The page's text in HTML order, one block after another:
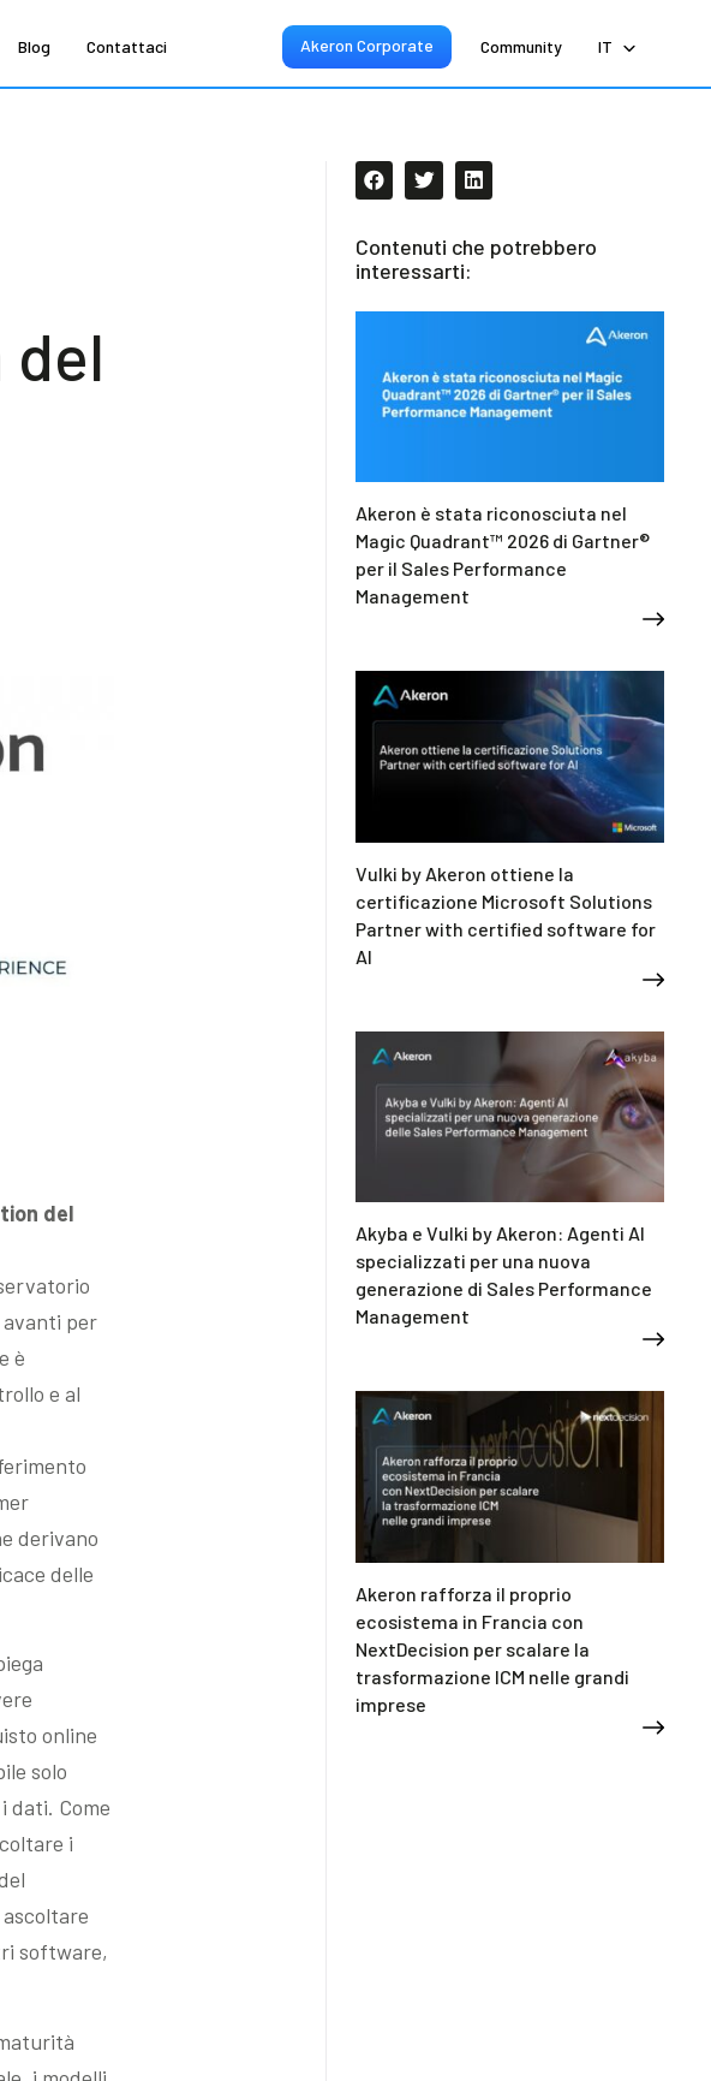
Blog Contattaci Akeron Corporate Community IT
del
avanti per
è
e al
derivano
delle
online
solo
dati. Come
i
software,
Contenuti che potrebbero
interessarti:
Akeron è stata riconosciuta nel
Magic Quadrant™ 2026 di Gartner®
per il Sales Performance
Management
Vulki by Akeron ottiene la
certificazione Microsoft Solutions
Partner with certified software for
AI
Akyba e Vulki by Akeron: Agenti AI
specializzati per una nuova
generazione di Sales Performance
Management
Akeron rafforza il proprio
ecosistema in Francia con
NextDecision per scalare la
trasformazione ICM nelle grandi
imprese